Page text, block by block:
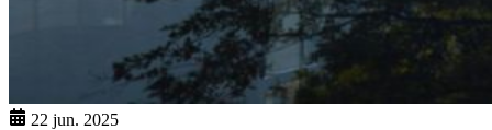
22 jun. 2025